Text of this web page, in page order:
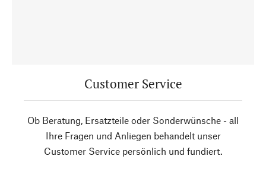
Customer Service
Ob Beratung, Ersatzteile oder Sonderwünsche - all
Ihre Fragen und Anliegen behandelt unser
Customer Service persönlich und fundiert.